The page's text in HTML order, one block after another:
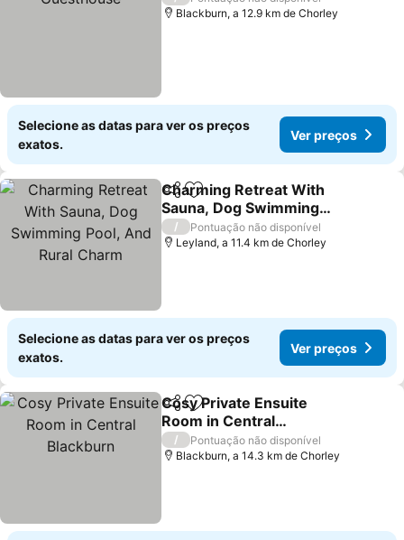
Blackburn, a 12.9 km de Chorley
Selecione as datas para ver os preços
exatos.
Ver preços
PartilharAdicionar aos favoritos
Charming Retreat With
Sauna, Dog Swimming
Pool, And Rural Charm
Ver preços
/
Pontuação não disponível
Leyland, a 11.4 km de Chorley
Selecione as datas para ver os preços
exatos.
Ver preços
PartilharAdicionar aos favoritos
Cosy Private Ensuite
Room in Central
Blackburn
Ver preços
/
Pontuação não disponível
Blackburn, a 14.3 km de Chorley